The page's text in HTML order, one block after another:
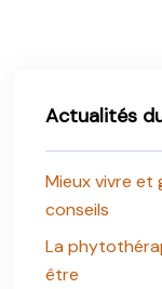
Actualités
Mieux vivre et
conseils
La
être